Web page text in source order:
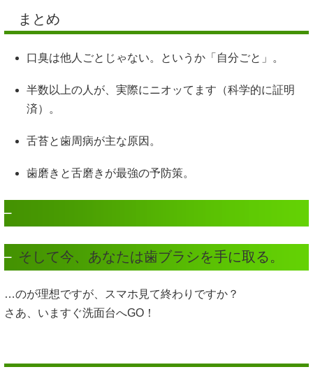
まとめ
口臭は他人ごとじゃない。というか「自分ごと」。
半数以上の人が、実際にニオッてます（科学的に証明
済）。
舌苔と歯周病が主な原因。
歯磨きと舌磨きが最強の予防策。
そして今、あなたは歯ブラシを手に取る。
…のが理想ですが、スマホ見て終わりですか？
さあ、いますぐ洗面台へGO！